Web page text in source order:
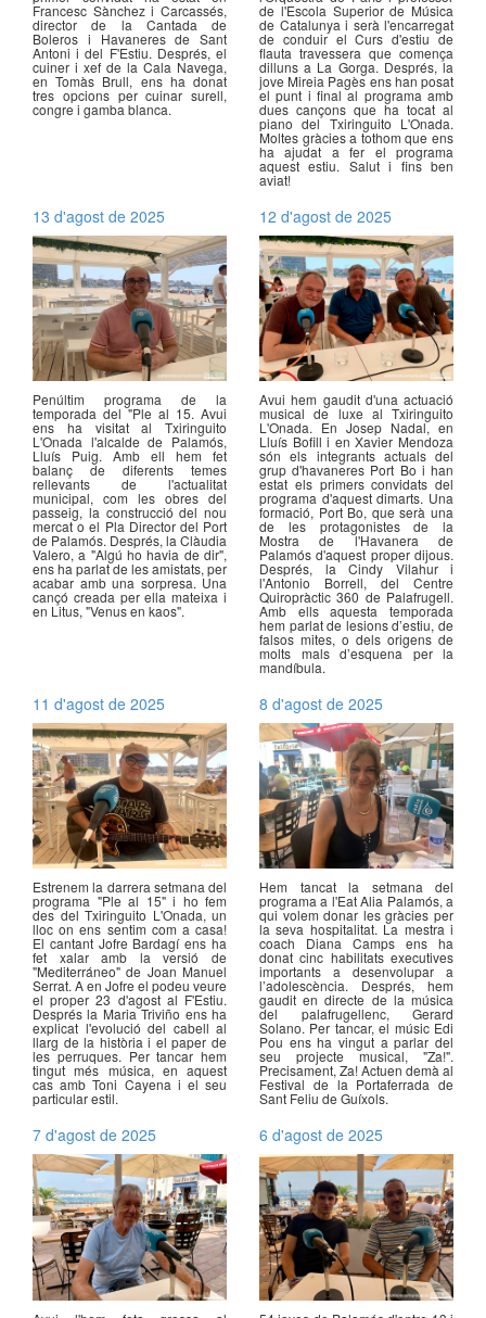
Francesc Sànchez i Carcassés,
director de la Cantada de
Boleros i Havaneres de Sant
Antoni i del F'Estiu. Després, el
cuiner i xef de la Cala Navega,
en Tomàs Brull, ens ha donat
tres opcions per cuinar surell,
congre i gamba blanca.
de l'Escola Superior de Música
de Catalunya i serà l'encarregat
de conduir el Curs d'estiu de
flauta travessera que comença
dilluns a La Gorga. Després, la
jove Mireia Pagès ens han posat
el punt i final al programa amb
dues cançons que ha tocat al
piano del Txiringuito L'Onada.
Moltes gràcies a tothom que ens
ha ajudat a fer el programa
aquest estiu. Salut i fins ben
aviat!
13 d'agost de 2025
Penúltim programa de la
temporada del "Ple al 15. Avui
ens ha visitat al Txiringuito
L'Onada l'alcalde de Palamós,
Lluís Puig. Amb ell hem fet
balanç de diferents temes
rellevants de l'actualitat
municipal, com les obres del
passeig, la construcció del nou
mercat o el Pla Director del Port
de Palamós. Després, la Clàudia
Valero, a "Algú ho havia de dir",
ens ha parlat de les amistats, per
acabar amb una sorpresa. Una
cançó creada per ella mateixa i
en Litus, "Venus en kaos".
12 d'agost de 2025
Avui hem gaudit d'una actuació
musical de luxe al Txiringuito
L'Onada. En Josep Nadal, en
Lluís Bofill i en Xavier Mendoza
són els integrants actuals del
grup d'havaneres Port Bo i han
estat els primers convidats del
programa d'aquest dimarts. Una
formació, Port Bo, que serà una
de les protagonistes de la
Mostra de l'Havanera de
Palamós d'aquest proper dijous.
Després, la Cindy Vilahur i
l'Antonio Borrell, del Centre
Quiropràctic 360 de Palafrugell.
Amb ells aquesta temporada
hem parlat de lesions d’estiu, de
falsos mites, o dels origens de
molts mals d’esquena per la
mandíbula.
11 d'agost de 2025
Estrenem la darrera setmana del
programa "Ple al 15" i ho fem
des del Txiringuito L'Onada, un
lloc on ens sentim com a casa!
El cantant Jofre Bardagí ens ha
fet xalar amb la versió de
"Mediterráneo" de Joan Manuel
Serrat. A en Jofre el podeu veure
el proper 23 d'agost al F'Estiu.
Després la Maria Triviño ens ha
explicat l'evolució del cabell al
llarg de la història i el paper de
les perruques. Per tancar hem
tingut més música, en aquest
cas amb Toni Cayena i el seu
particular estil.
8 d'agost de 2025
Hem tancat la setmana del
programa a l'Eat Alia Palamós, a
qui volem donar les gràcies per
la seva hospitalitat. La mestra i
coach Diana Camps ens ha
donat cinc habilitats executives
importants a desenvolupar a
l’adolescència. Després, hem
gaudit en directe de la música
del palafrugellenc, Gerard
Solano. Per tancar, el músic Edi
Pou ens ha vingut a parlar del
seu projecte musical, "Za!".
Precisament, Za! Actuen demà al
Festival de la Portaferrada de
Sant Feliu de Guíxols.
7 d'agost de 2025 6 d'agost de 2025